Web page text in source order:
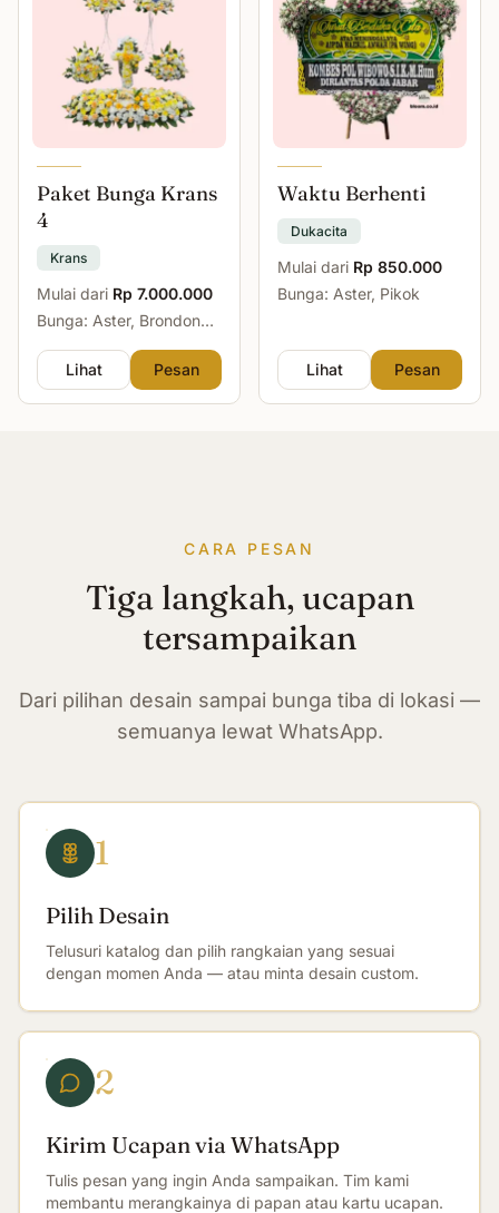
Paket Bunga Krans
4
Krans
Mulai dari Rp 7.000.000
Bunga: Aster, Brondong,
Lihat
Pesan
Waktu Berhenti
Dukacita
Mulai dari Rp 850.000
Bunga: Aster, Pikok
Lihat Pesan
CARA PESAN
Tiga langkah, ucapan
tersampaikan
Dari pilihan desain sampai bunga tiba di lokasi —
semuanya lewat WhatsApp.
1
Pilih Desain
Telusuri katalog dan pilih rangkaian yang sesuai
dengan momen Anda — atau minta desain custom.
2
Kirim Ucapan via WhatsApp
Tulis pesan yang ingin Anda sampaikan. Tim kami
membantu merangkainya di papan atau kartu ucapan.